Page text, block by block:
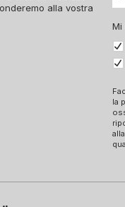
alla vostra
Mi
la